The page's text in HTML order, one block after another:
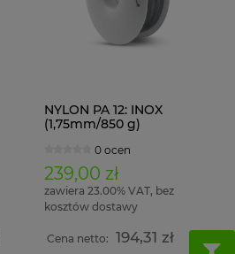
NYLON PA 12: INOX
(1,75mm/850 g)
0 ocen
239,00 zł
zawiera 23.00% VAT, bez
kosztów dostawy
Cena netto: 194,31 zł